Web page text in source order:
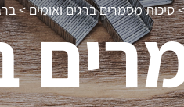
סיכות מסמרים ברגים ואומים>